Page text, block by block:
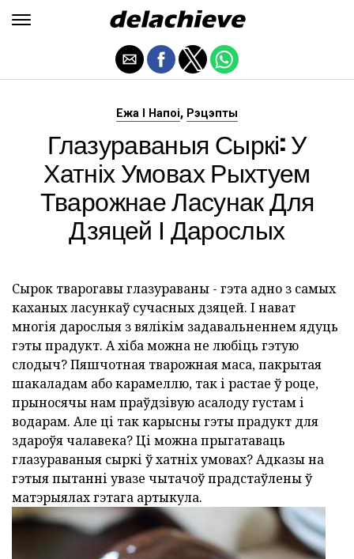
Ежа І Напоі, Рэцэпты
Глазураваныя Сыркі: У
Хатніх Умовах Рыхтуем
Тварожнае Ласунак Для
Дзяцей І Дарослых
Сырок тварогавы глазураваны - гэта адно з самых
каханых ласункаў сучасных дзяцей. І нават
многія дарослыя з вялікім задавальненнем ядуць
гэты прадукт. А хіба можна не любіць гэтую
слодыч? Пяшчотная тварожная маса, пакрытая
шакаладам або карамеллю, так і растае ў роце,
прыносячы нам праўдзівую асалоду густам і
водарам. Але ці так карысны гэты прадукт для
здароўя чалавека? Ці можна прыгатаваць
глазураваныя сыркі ў хатніх умовах? Адказы на
гэтыя пытанні увазе чытачоў прадстаўлены ў
матэрыялах гэтага артыкула.